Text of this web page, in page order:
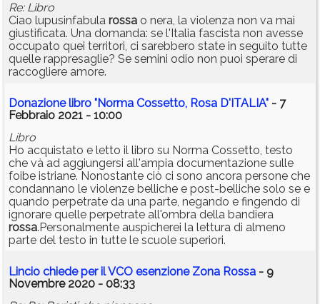
Re: Libro
Ciao lupusinfabula rossa o nera, la violenza non va mai
giustificata. Una domanda: se l'Italia fascista non avesse
occupato quei territori, ci sarebbero state in seguito tutte
quelle rappresaglie? Se semini odio non puoi sperare di
raccogliere amore.
Donazione libro "Norma Cossetto, Rosa D'ITALIA" - 7
Febbraio 2021 - 10:00
Libro
Ho acquistato e letto il libro su Norma Cossetto, testo
che và ad aggiungersi all'ampia documentazione sulle
foibe istriane. Nonostante ciò ci sono ancora persone che
condannano le violenze belliche e post-belliche solo se e
quando perpetrate da una parte, negando e fingendo di
ignorare quelle perpetrate all'ombra della bandiera
rossa.Personalmente auspicherei la lettura di almeno
parte del testo in tutte le scuole superiori.
Lincio chiede per il VCO esenzione Zona Rossa - 9
Novembre 2020 - 08:33